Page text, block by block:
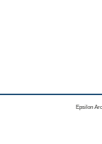
Epsilon